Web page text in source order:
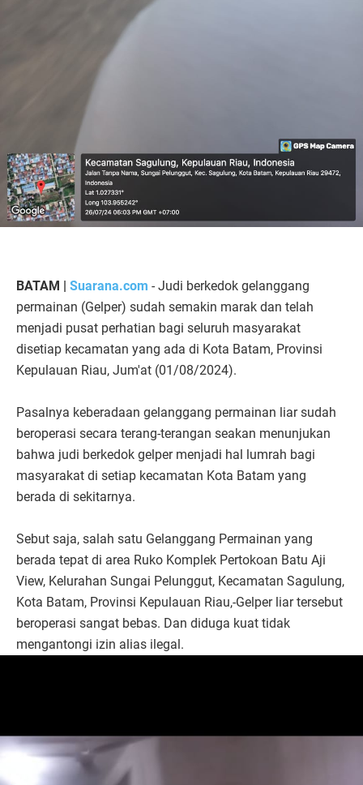
BATAM | Suarana.com - Judi berkedok gelanggang
permainan (Gelper) sudah semakin marak dan telah
menjadi pusat perhatian bagi seluruh masyarakat
disetiap kecamatan yang ada di Kota Batam, Provinsi
Kepulauan Riau, Jum'at (01/08/2024).
Pasalnya keberadaan gelanggang permainan liar sudah
beroperasi secara terang-terangan seakan menunjukan
bahwa judi berkedok gelper menjadi hal lumrah bagi
masyarakat di setiap kecamatan Kota Batam yang
berada di sekitarnya.
Sebut saja, salah satu Gelanggang Permainan yang
berada tepat di area Ruko Komplek Pertokoan Batu Aji
View, Kelurahan Sungai Pelunggut, Kecamatan Sagulung,
Kota Batam, Provinsi Kepulauan Riau,-Gelper liar tersebut
beroperasi sangat bebas. Dan diduga kuat tidak
mengantongi izin alias ilegal.